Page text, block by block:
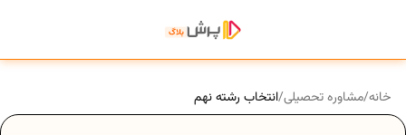
خانه/مشاوره تحصیلی/انتخاب رشته نهم